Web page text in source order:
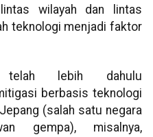
wilayah dan lintas
teknologi menjadi faktor
telah lebih dahulu
berbasis teknologi
(salah satu negara
gempa), misalnya,